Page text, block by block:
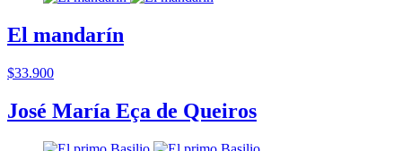
El mandarín
$33.900
José María Eça de Queiros